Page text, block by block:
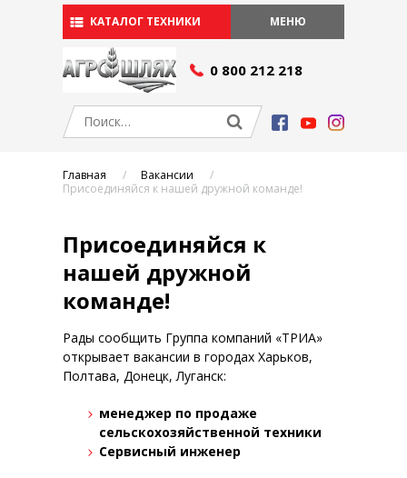
0 800 212 218
МЕНЮ
КАТАЛОГ ТЕХНИКИ
СЕРВИС И ЗАПЧАСТИ
Сервис
АКЦИИ
Сельхозтехника в лизинг
БЛОГ
КОНТАКТЫ
Главная
Вакансии
Присоединяйся к нашей дружной команде!
Присоединяйся к
нашей дружной
команде!
Рады сообщить Группа компаний «ТРИА»
открывает вакансии в городах Харьков,
Полтава, Донецк, Луганск:
менеджер по продаже
сельскохозяйственной техники
Сервисный инженер